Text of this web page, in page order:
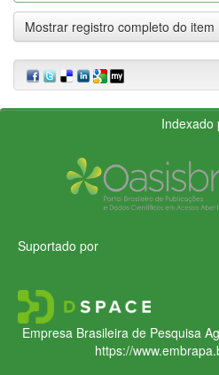
Mostrar registro completo do item
Indexado
Suportado por
Empresa Brasileira de Pesquisa
https://